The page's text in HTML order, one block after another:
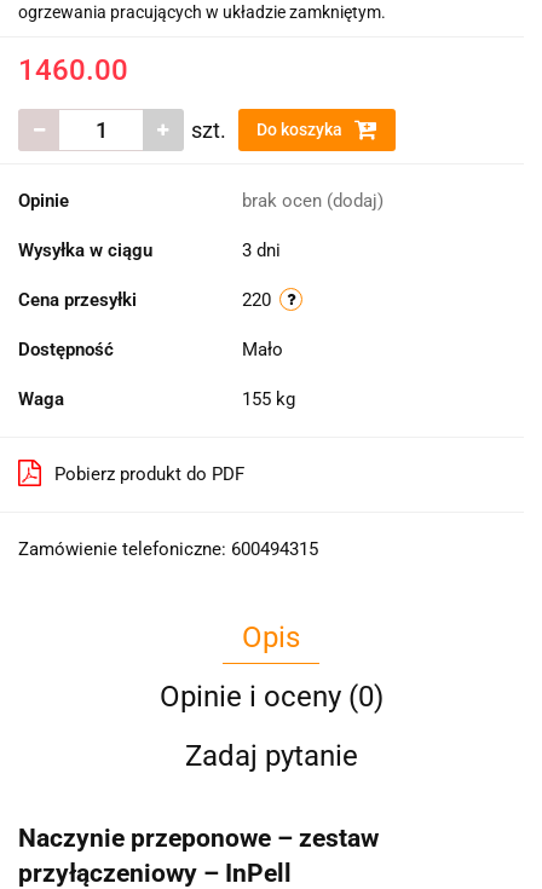
ogrzewania pracujących w układzie zamkniętym.
1460.00
szt. Do koszyka
Opinie brak ocen (dodaj)
Wysyłka w ciągu 3 dni
Cena przesyłki 220
Dostępność Mało
Waga 155 kg
Pobierz produkt do PDF
Zamówienie telefoniczne: 600494315
Opis
Opinie i oceny (0)
Zadaj pytanie
Naczynie przeponowe – zestaw
przyłączeniowy – InPell